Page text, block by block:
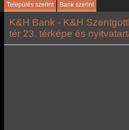
Település szerint Bank szerint
K&H Bank - K&H
tér 23. térképe és